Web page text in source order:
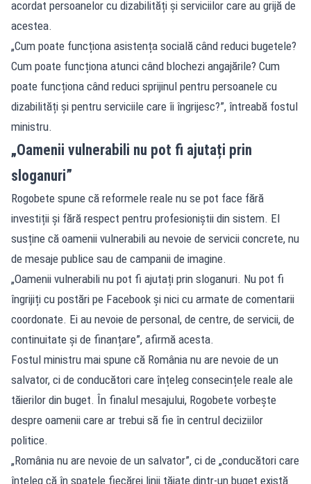
acordat persoanelor cu dizabilități și serviciilor care au grijă de
acestea.
„Cum poate funcționa asistența socială când reduci bugetele?
Cum poate funcționa atunci când blochezi angajările? Cum
poate funcționa când reduci sprijinul pentru persoanele cu
dizabilități și pentru serviciile care îi îngrijesc?”, întreabă fostul
ministru.
„Oamenii vulnerabili nu pot fi ajutați prin
sloganuri”
Rogobete spune că reformele reale nu se pot face fără
investiții și fără respect pentru profesioniștii din sistem. El
susține că oamenii vulnerabili au nevoie de servicii concrete, nu
de mesaje publice sau de campanii de imagine.
„Oamenii vulnerabili nu pot fi ajutați prin sloganuri. Nu pot fi
îngrijiți cu postări pe Facebook și nici cu armate de comentarii
coordonate. Ei au nevoie de personal, de centre, de servicii, de
continuitate și de finanțare”, afirmă acesta.
Fostul ministru mai spune că România nu are nevoie de un
salvator, ci de conducători care înțeleg consecințele reale ale
tăierilor din buget. În finalul mesajului, Rogobete vorbește
despre oamenii care ar trebui să fie în centrul deciziilor
politice.
„România nu are nevoie de un salvator”, ci de „conducători care
înțeleg că în spatele fiecărei linii tăiate dintr-un buget există